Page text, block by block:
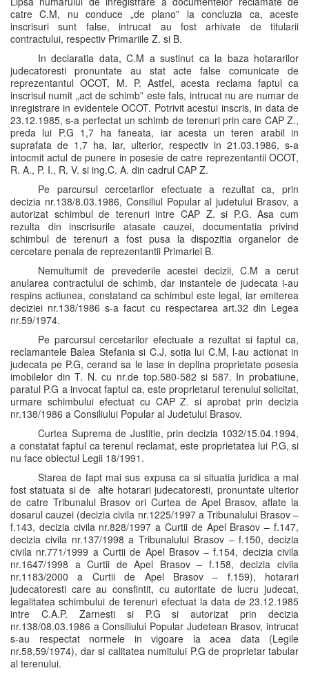
catre C.M, nu conduce „de plano” la concluzia ca, aceste
inscrisuri sunt false, intrucat au fost arhivate de titularii
contractului, respectiv Primariile Z. si B.
In declaratia data, C.M a sustinut ca la baza hotararilor
judecatoresti pronuntate au stat acte false comunicate de
reprezentantul OCOT, M. P. Astfel, acesta reclama faptul ca
inscrisul numit „act de schimb” este fals, intrucat nu are numar de
inregistrare in evidentele OCOT. Potrivit acestui inscris, in data de
23.12.1985, s-a perfectat un schimb de terenuri prin care CAP Z.,
preda lui P.G 1,7 ha faneata, iar acesta un teren arabil in
suprafata de 1,7 ha, iar, ulterior, respectiv in 21.03.1986, s-a
intocmit actul de punere in posesie de catre reprezentantii OCOT,
R. A., P. I., R. V. si ing.C. A. din cadrul CAP Z.
Pe parcursul cercetarilor efectuate a rezultat ca, prin
decizia nr.138/8.03.1986, Consiliul Popular al judetului Brasov, a
autorizat schimbul de terenuri intre CAP Z. si P.G. Asa cum
rezulta din inscrisurile atasate cauzei, documentatia privind
schimbul de terenuri a fost pusa la dispozitia organelor de
cercetare penala de reprezentantii Primariei B.
Nemultumit de prevederile acestei decizii, C.M a cerut
anularea contractului de schimb, dar instantele de judecata i-au
respins actiunea, constatand ca schimbul este legal, iar emiterea
deciziei nr.138/1986 s-a facut cu respectarea art.32 din Legea
nr.59/1974.
Pe parcursul cercetarilor efectuate a rezultat si faptul ca,
reclamantele Balea Stefania si C.J, sotia lui C.M, l-au actionat in
judecata pe P.G, cerand sa le lase in deplina proprietate posesia
imobilelor din T. N. cu nr.de top.580-582 si 587. In probatiune,
paratul P.G a invocat faptul ca, este proprietarul terenului solicitat,
urmare schimbului efectuat cu CAP Z. si aprobat prin decizia
nr.138/1986 a Consiliului Popular al Judetului Brasov.
Curtea Suprema de Justitie, prin decizia 1032/15.04.1994,
a constatat faptul ca terenul reclamat, este proprietatea lui P.G, si
nu face obiectul Legii 18/1991.
Starea de fapt mai sus expusa ca si situatia juridica a mai
fost statuata si de alte hotarari judecatoresti, pronuntate ulterior
de catre Tribunalul Brasov ori Curtea de Apel Brasov, aflate la
dosarul cauzei (decizia civila nr.1225/1997 a Tribunalului Brasov –
f.143, decizia civila nr.828/1997 a Curtii de Apel Brasov – f.147,
decizia civila nr.137/1998 a Tribunalului Brasov – f.150, decizia
civila nr.771/1999 a Curtii de Apel Brasov – f.154, decizia civila
nr.1647/1998 a Curtii de Apel Brasov – f.158, decizia civila
nr.1183/2000 a Curtii de Apel Brasov – f.159), hotarari
judecatoresti care au consfintit, cu autoritate de lucru judecat,
legalitatea schimbului de terenuri efectuat la data de 23.12.1985
intre C.A.P. Zarnesti si P.G si autorizat prin decizia
nr.138/08.03.1986 a Consiliului Popular Judetean Brasov, intrucat
s-au respectat normele in vigoare la acea data (Legile
nr.58,59/1974), dar si calitatea numitului P.G de proprietar tabular
al terenului.